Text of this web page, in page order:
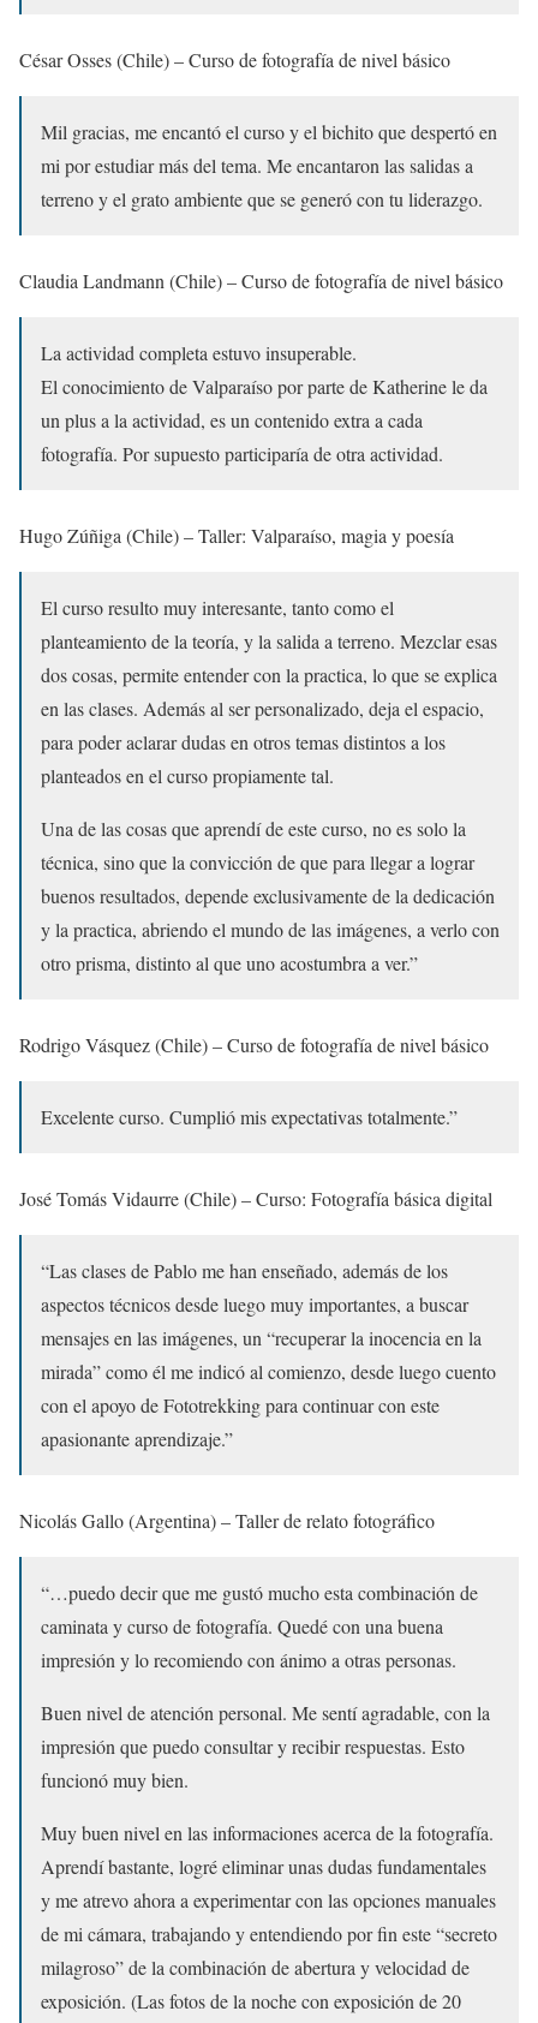
César Osses (Chile) – Curso de fotografía de nivel básico
Mil gracias, me encantó el curso y el bichito que despertó en
mi por estudiar más del tema. Me encantaron las salidas a
terreno y el grato ambiente que se generó con tu liderazgo.
Claudia Landmann (Chile) – Curso de fotografía de nivel básico
La actividad completa estuvo insuperable.
El conocimiento de Valparaíso por parte de Katherine le da
un plus a la actividad, es un contenido extra a cada
fotografía. Por supuesto participaría de otra actividad.
Hugo Zúñiga (Chile) – Taller: Valparaíso, magia y poesía
El curso resulto muy interesante, tanto como el
planteamiento de la teoría, y la salida a terreno. Mezclar esas
dos cosas, permite entender con la practica, lo que se explica
en las clases. Además al ser personalizado, deja el espacio,
para poder aclarar dudas en otros temas distintos a los
planteados en el curso propiamente tal.
Una de las cosas que aprendí de este curso, no es solo la
técnica, sino que la convicción de que para llegar a lograr
buenos resultados, depende exclusivamente de la dedicación
y la practica, abriendo el mundo de las imágenes, a verlo con
otro prisma, distinto al que uno acostumbra a ver.”
Rodrigo Vásquez (Chile) – Curso de fotografía de nivel básico
Excelente curso. Cumplió mis expectativas totalmente.”
José Tomás Vidaurre (Chile) – Curso: Fotografía básica digital
“Las clases de Pablo me han enseñado, además de los
aspectos técnicos desde luego muy importantes, a buscar
mensajes en las imágenes, un “recuperar la inocencia en la
mirada” como él me indicó al comienzo, desde luego cuento
con el apoyo de Fototrekking para continuar con este
apasionante aprendizaje.”
Nicolás Gallo (Argentina) – Taller de relato fotográfico
“…puedo decir que me gustó mucho esta combinación de
caminata y curso de fotografía. Quedé con una buena
impresión y lo recomiendo con ánimo a otras personas.
Buen nivel de atención personal. Me sentí agradable, con la
impresión que puedo consultar y recibir respuestas. Esto
funcionó muy bien.
Muy buen nivel en las informaciones acerca de la fotografía.
Aprendí bastante, logré eliminar unas dudas fundamentales
y me atrevo ahora a experimentar con las opciones manuales
de mi cámara, trabajando y entendiendo por fin este “secreto
milagroso” de la combinación de abertura y velocidad de
exposición. (Las fotos de la noche con exposición de 20